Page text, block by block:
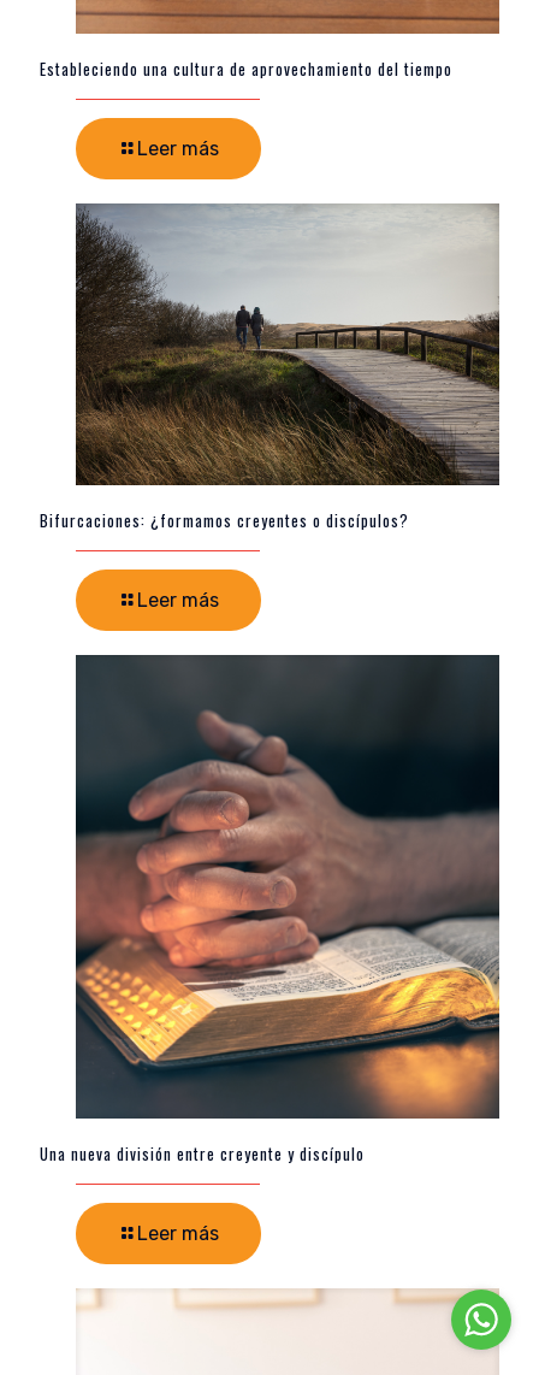
Estableciendo una cultura de aprovechamiento del tiempo
Leer más
Bifurcaciones: ¿formamos creyentes o discípulos?
Leer más
Una nueva división entre creyente y discípulo
Leer más